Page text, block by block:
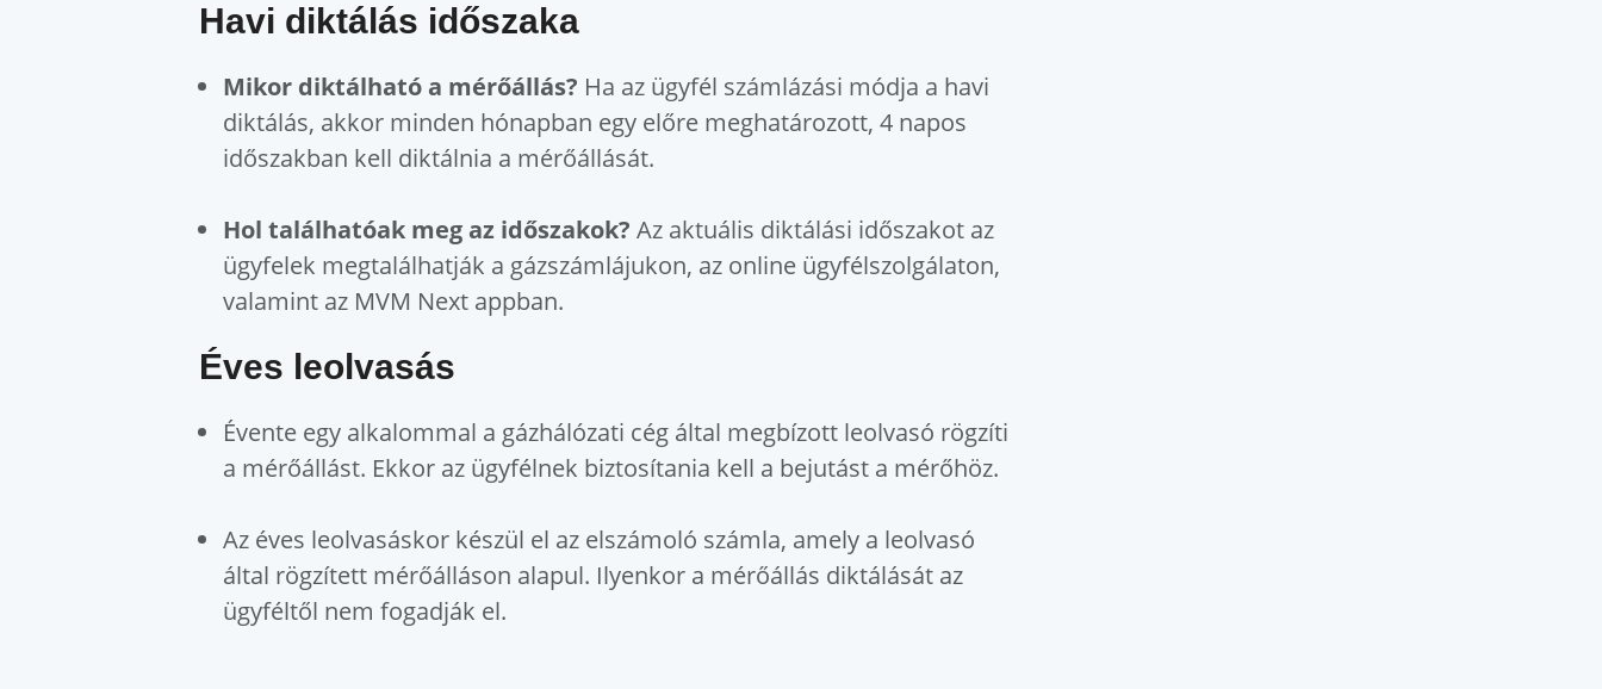
Havi diktálás időszaka
Mikor diktálható a mérőállás? Ha az ügyfél számlázási módja a havi
diktálás, akkor minden hónapban egy előre meghatározott, 4 napos
időszakban kell diktálnia a mérőállását.
Hol találhatóak meg az időszakok? Az aktuális diktálási időszakot az
ügyfelek megtalálhatják a gázszámlájukon, az online ügyfélszolgálaton,
valamint az MVM Next appban.
Éves leolvasás
Évente egy alkalommal a gázhálózati cég által megbízott leolvasó rögzíti
a mérőállást. Ekkor az ügyfélnek biztosítania kell a bejutást a mérőhöz.
Az éves leolvasáskor készül el az elszámoló számla, amely a leolvasó
által rögzített mérőálláson alapul. Ilyenkor a mérőállás diktálását az
ügyféltől nem fogadják el.